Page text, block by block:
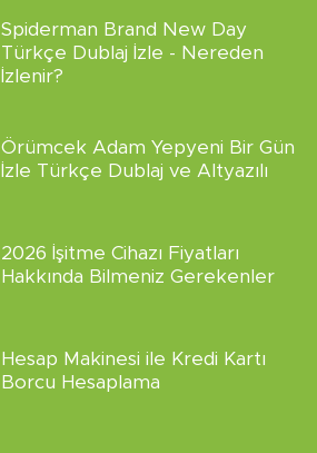
Spiderman Brand New Day
Türkçe Dublaj İzle - Nereden
İzlenir?
Örümcek Adam Yepyeni Bir Gün
İzle Türkçe Dublaj ve Altyazılı
2026 İşitme Cihazı Fiyatları
Hakkında Bilmeniz Gerekenler
Hesap Makinesi ile Kredi Kartı
Borcu Hesaplama